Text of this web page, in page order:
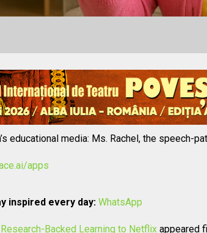
educational media: Ms. Rachel, the speech-
apps
inspired every day: WhatsApp
Backed Learning to Netflix appeared